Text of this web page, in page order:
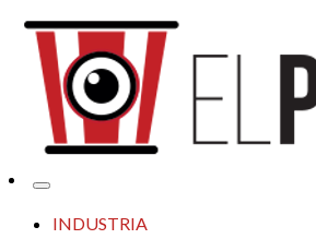
El Palomitrón
Tu espacio de la industria de cine
INDUSTRIA